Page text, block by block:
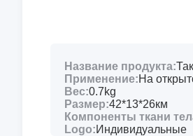
Название продукта:
Применение:На
Вес:0.7kg
Размер:42*13*26км
Компоненты ткани
Logo:Индивидуальные